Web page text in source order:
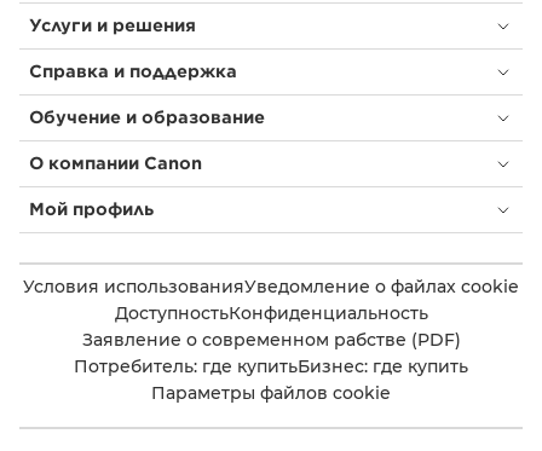
Услуги и решения
Справка и поддержка
Обучение и образование
О компании Canon
Мой профиль
Условия использованияУведомление о файлах cookie
ДоступностьКонфиденциальность
Заявление о современном рабстве (PDF)
Потребитель: где купитьБизнес: где купить
Параметры файлов cookie